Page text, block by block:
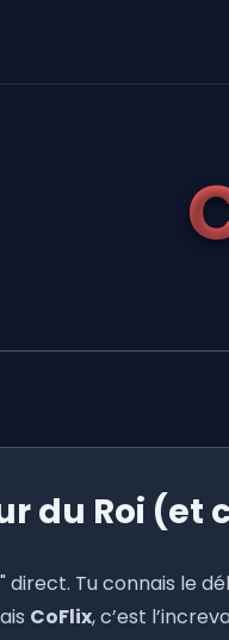
du Roi (et
direct. Tu connais le
CoFlix, c’est